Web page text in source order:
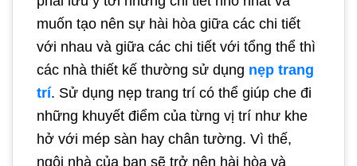
muốn tạo nên sự hài hòa giữa các chi tiết
với nhau và giữa các chi tiết với tổng thể thì
các nhà thiết kế thường sử dụng nẹp trang
trí. Sử dụng nẹp trang trí có thể giúp che đi
những khuyết điểm của từng vị trí như khe
hở với mép sàn hay chân tường. Vì thế,
ngôi nhà của bạn sẽ trở nên hài hòa và